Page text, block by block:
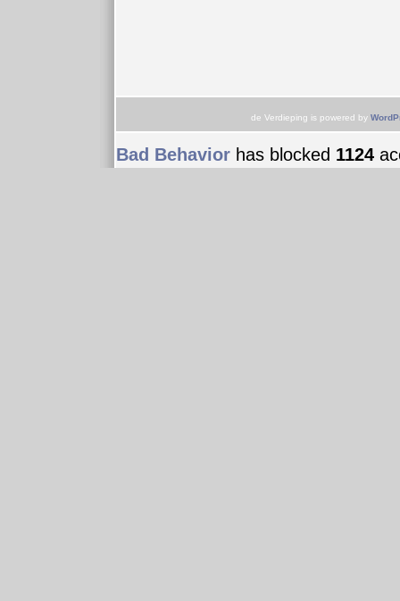
de Verdieping is powered by
Bad Behavior has blocked 1124